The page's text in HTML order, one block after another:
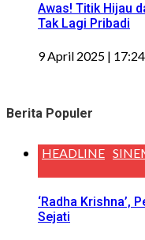
Awas! Titik Hijau
Tak Lagi Pribadi
9 April 2025 | 17:24
Berita Populer
HEADLINE
‘Radha Krishna’,
Sejati